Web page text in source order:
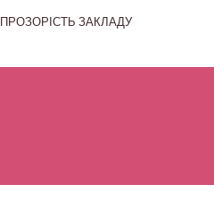
ПРОЗОРІСТЬ ЗАКЛАДУ